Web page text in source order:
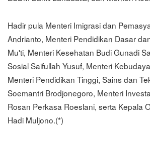
Hadir pula Menteri Imigrasi dan
Andrianto, Menteri Pendidikan Dasar
Mu'ti, Menteri Kesehatan Budi Gunadi
Sosial Saifullah Yusuf, Menteri
Menteri Pendidikan Tinggi, Sains dan
Soemantri Brodjonegoro, Menteri
Rosan Perkasa Roeslani, serta Kepala
Hadi Muljono.(*)